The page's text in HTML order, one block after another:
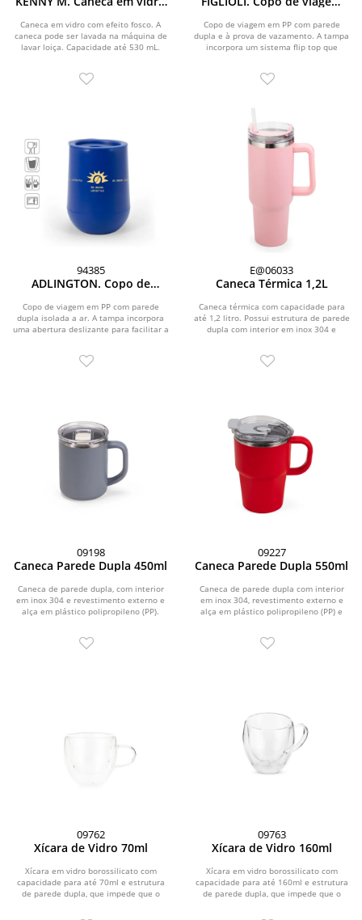
Caneca em vidro com efeito fosco. A
caneca pode ser lavada na máquina de
lavar loiça. Capacidade até 530 mL.
à prova de vazamento
Copo de viagem em PP com parede
dupla e à prova de vazamento. A tampa
incorpora um sistema flip top que
94385
ADLINGTON. Copo de
dupla isolada a ar
Copo de viagem em PP com parede
dupla isolada a ar. A tampa incorpora
uma abertura deslizante para facilitar a
E@06033
Caneca Térmica 1,2L
Caneca térmica com capacidade para
até 1,2 litro. Possui estrutura de parede
dupla com interior em inox 304 e
09198
Caneca Parede Dupla 450ml
Caneca de parede dupla, com interior
em inox 304 e revestimento externo e
alça em plástico polipropileno (PP).
09227
Caneca Parede Dupla 550ml
Caneca de parede dupla com interior
em inox 304, revestimento externo e
alça em plástico polipropileno (PP) e
09762
Xícara de Vidro 70ml
Xícara em vidro borossilicato com
capacidade para até 70ml e estrutura
de parede dupla, que impede que o
09763
Xícara de Vidro 160ml
Xícara em vidro borossilicato com
capacidade para até 160ml e estrutura
de parede dupla, que impede que o